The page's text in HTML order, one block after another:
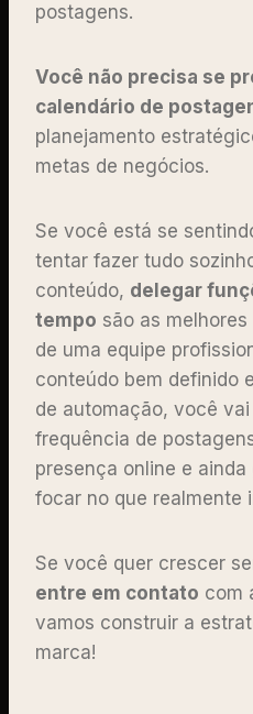
postagens.
Você não precisa se
calendário de
planejamento
metas de negócios.
Se você está se
tentar fazer tudo
conteúdo, delegar
tempo são as
de uma equipe
conteúdo bem definido
de automação, você
frequência de
presença online e
focar no que realmente
Se você quer crescer
entre em contato com
vamos construir a
marca!